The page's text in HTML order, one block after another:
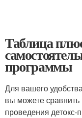
Таблица
программы
Для вашего
вы можете
проведения